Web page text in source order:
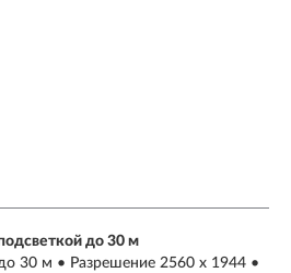
до 30 м
30 м • Разрешение 2560 х 1944 •